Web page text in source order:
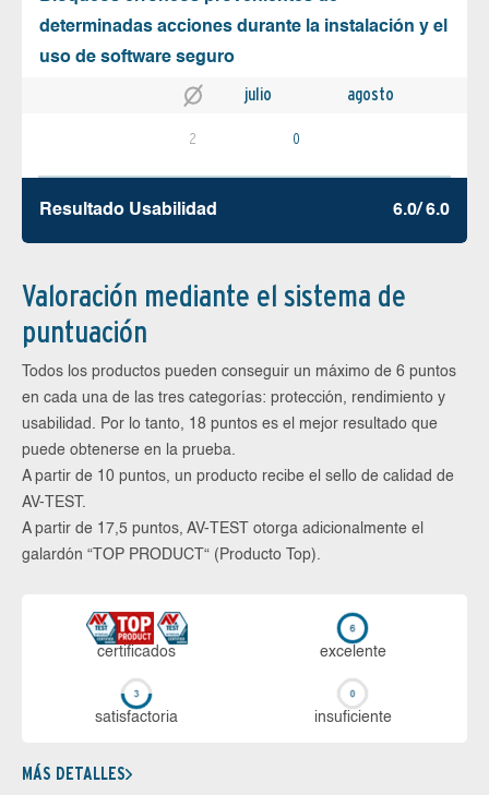
determinadas acciones durante la instalación y el
uso de software seguro
julio agosto
2 0
Resultado Usabilidad 6.0/ 6.0
Valoración mediante el sistema de
puntuación
Todos los productos pueden conseguir un máximo de 6 puntos
en cada una de las tres categorías: protección, rendimiento y
usabilidad. Por lo tanto, 18 puntos es el mejor resultado que
puede obtenerse en la prueba.
A partir de 10 puntos, un producto recibe el sello de calidad de
AV-TEST.
A partir de 17,5 puntos, AV-TEST otorga adicionalmente el
galardón “TOP PRODUCT“ (Producto Top).
certi­ficados ex­ce­len­te
sa­tis­fac­to­ria in­su­fi­cien­te
MÁS DETALLES